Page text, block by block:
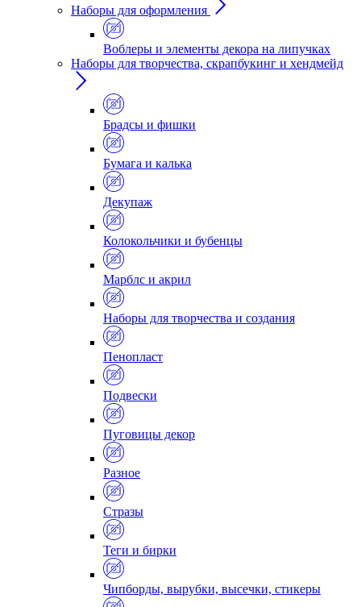
Наборы для оформления
Воблеры и элементы декора на липучках
Наборы для творчества, скрапбукинг и хендмейд
Брадсы и фишки
Бумага и калька
Декупаж
Колокольчики и бубенцы
Марблс и акрил
Наборы для творчества и создания
Пенопласт
Подвески
Пуговицы декор
Разное
Стразы
Теги и бирки
Чипборды, вырубки, высечки, стикеры